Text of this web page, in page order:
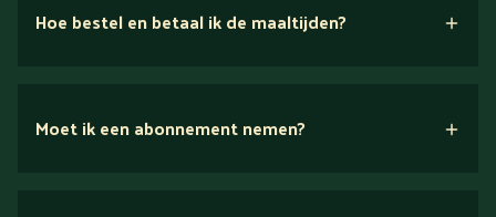
Verlaagd in koolhydraten
Hoe bestel en betaal ik de maaltijden?
Moet ik een abonnement nemen?